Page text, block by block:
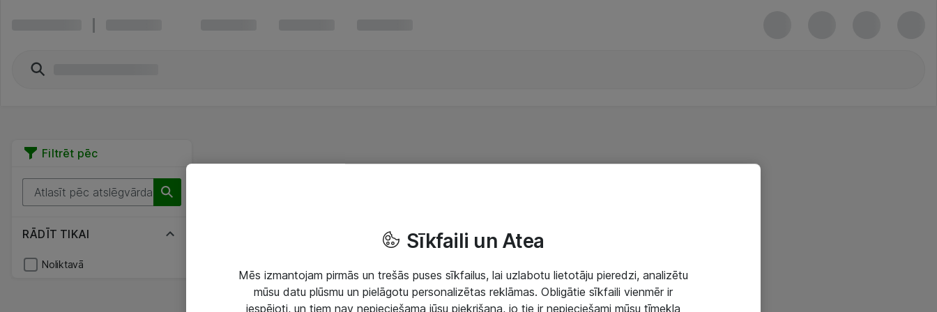
Filtrēt pēc
RĀDĪT TIKAI
Noliktavā
Sīkfaili un Atea
Mēs izmantojam pirmās un trešās puses sīkfailus, lai uzlabotu lietotāju pieredzi, analizētu
mūsu datu plūsmu un pielāgotu personalizētas reklāmas. Obligātie sīkfaili vienmēr ir
iespējoti, un tiem nav nepieciešama jūsu piekrišana, jo tie ir nepieciešami mūsu tīmekļa